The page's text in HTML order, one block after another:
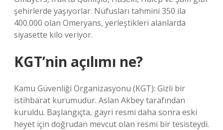
şehirlerde yaşıyorlar. Nüfusları tahmini 350 ila
400.000 olan Omeryans, yerleştikleri alanlarda
siyasette kilo veriyor.
KGT’nin açılımı ne?
Kamu Güvenliği Organizasyonu (KGT): Gizli bir
istihbarat kurumudur. Aslan Akbey tarafından
kuruldu. Başlangıçta, gayri resmi daha sonra eski
heyet için doğrudan mevcut olan resmi bir tesisteydi.